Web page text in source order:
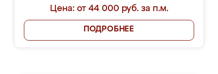
Цена: от 44 000 руб. за п.м.
ПОДРОБНЕЕ